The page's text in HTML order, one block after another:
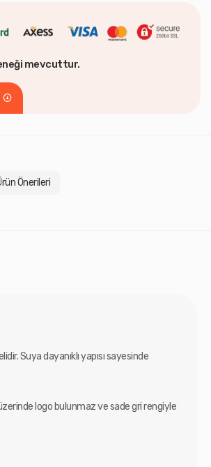
mevcuttur.
Önerileri
Suya dayanıklı yapısı sayesinde
logo bulunmaz ve sade gri rengiyle